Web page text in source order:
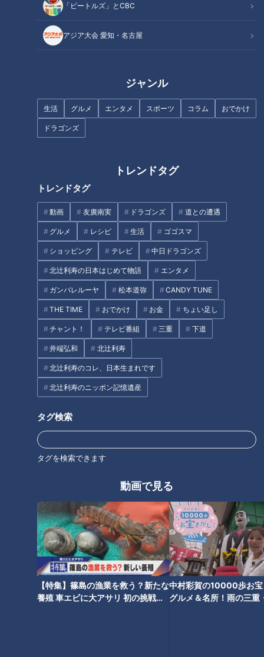
「ビートルズ」とCBC
アジア大会 愛知・名古屋
ジャンル
生活 グルメ エンタメ スポーツ コラム おでかけ
ドラゴンズ
トレンドタグ
トレンドタグ
動画 友廣南実 ドラゴンズ 道との遭遇
グルメ レシピ 生活 ゴゴスマ
ショッピング テレビ 中日ドラゴンズ
北辻利寿の日本はじめて物語 エンタメ
ガンバレルーヤ 松本道弥 CANDY TUNE
THE TIME おでかけ お金 ちょい足し
チャント！ テレビ番組 三重 下道
井端弘和 北辻利寿
北辻利寿のコレ、日本生まれです
北辻利寿のニッポン記憶遺産
タグ検索
タグを検索できます
動画で見る
【特集】篠島の漁業を救う？新たな
養殖 車エビに大アサリ 初の挑戦
中村彩賀の10000歩お宝
グルメ＆名所！雨の三重
ーゼ」の店名に顔を赤らめる？
おいしいのになぜ注文されな
い！？人気ファミレス「ガス
ト」の“埋もれメニュー”を調
査！「チーズINハンバーグ」の
マヂラブ、クールなジャズにマ
ヂ感動！ 愛知の県立高校唯一
ユニークな“ご当地条例” トマト
ジュースや地酒で乾杯 写真を撮
る時はワタリガ二ポーズ なぜ制
定された？関係者に聞いてみた
「糖尿病」夏の食生活に注
意！…血糖値スパイクが起きて
いるサインは？糖尿病の予防・
改善法
タグ
グルメ そば チャント！ 愛知
オススメ関連コンテンツ
存在を知らなかった！？40種類
の中に隠された「ココイチ」の
査！味変が楽しめる「トマトガ
ーリック」で新発見の組み合わ
なぜ売れない？IKEAの“埋もれア
防災グッズにおすすめの懐中電
灯も
おいしいのになぜ注文されな
い！？人気ファミレス「ガス
ト」の“埋もれメニュー”を調
査！「チーズINハンバーグ」の
ほぼ岐阜・多治見市だけ愛され
フード『中華亭の中華そば』を
いただきます！【愛されフー
ド】